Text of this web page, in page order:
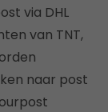
via DHL
van TNT,
naar post